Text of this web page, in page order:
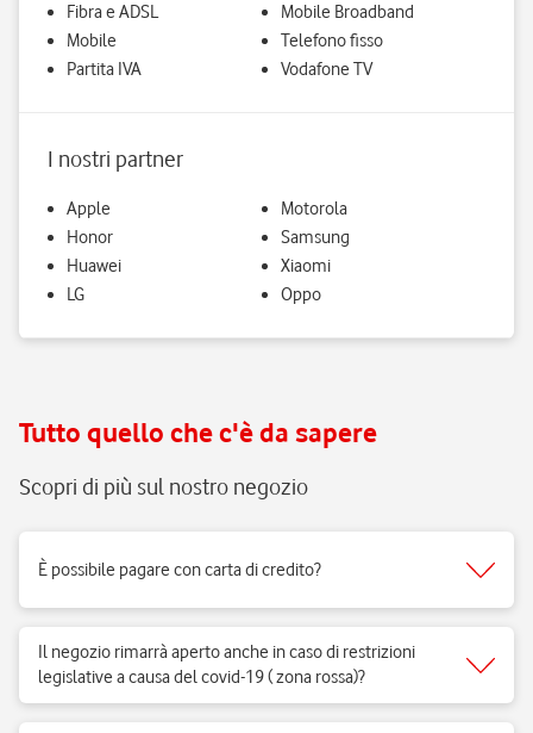
Fibra e ADSL
Mobile
Partita IVA
Mobile Broadband
Telefono fisso
Vodafone TV
I nostri partner
Apple
Honor
Huawei
LG
Motorola
Samsung
Xiaomi
Oppo
Tutto quello che c'è da sapere
Scopri di più sul nostro negozio
È possibile pagare con carta di credito?
Il negozio rimarrà aperto anche in caso di restrizioni
legislative a causa del covid-19 ( zona rossa)?